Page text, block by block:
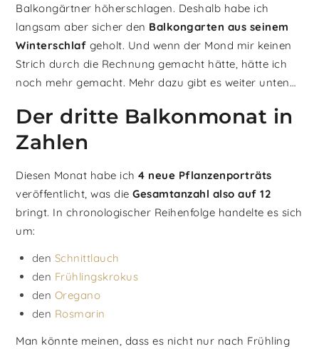
Balkongärtner höherschlagen. Deshalb habe ich
langsam aber sicher den Balkongarten aus seinem
Winterschlaf geholt. Und wenn der Mond mir keinen
Strich durch die Rechnung gemacht hätte, hätte ich
noch mehr gemacht. Mehr dazu gibt es weiter unten…
Der dritte Balkonmonat in
Zahlen
Diesen Monat habe ich4 neue Pflanzenporträts
veröffentlicht, was dieGesamtanzahl also auf 12
bringt. In chronologischer Reihenfolge handelte es sich
um:
den Schnittlauch
den Frühlingskrokus
den Oregano
den Rosmarin
Man könnte meinen, dass es nicht nur nach Frühling